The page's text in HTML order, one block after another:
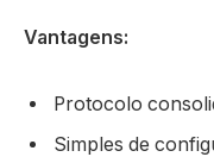
Vantagens:
Protocolo
Simples de